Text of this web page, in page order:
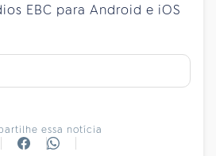
EBC para Android e iOS
essa notícia